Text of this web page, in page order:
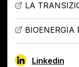
LA
BIOENERGIA
Linkedin